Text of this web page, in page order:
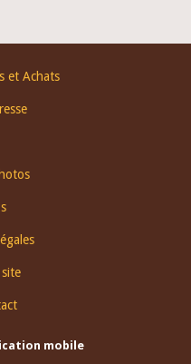
et Achats
mobile